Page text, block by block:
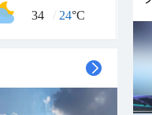
34 / 24°C